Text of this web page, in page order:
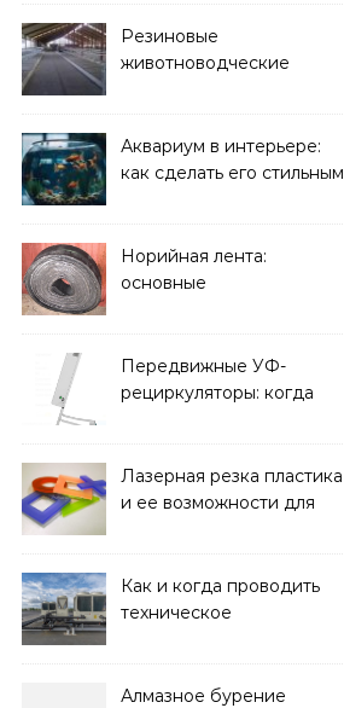
Резиновые
животноводческие
решать
Аквариум в интерьере:
как сделать его стильным
Норийная лента:
основные
и советы по выбору
Передвижные УФ-
рециркуляторы: когда
Лазерная резка пластика
и ее возможности для
Как и когда проводить
техническое
Алмазное бурение